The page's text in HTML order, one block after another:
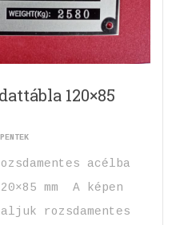
120×85
acélba
mm A képen
rozsdamentes